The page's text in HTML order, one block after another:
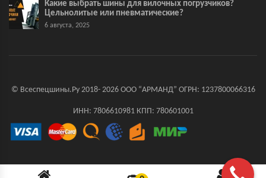
Какие выбрать шины для вилочных погрузчиков?
Цельнолитые или пневматические?
6 августа, 2025
© Всеспецшины.Ру 2018- 2026 ООО “АРМАНД” ОГРН: 1237800066316
ИНН: 7806610981 КПП: 780601001